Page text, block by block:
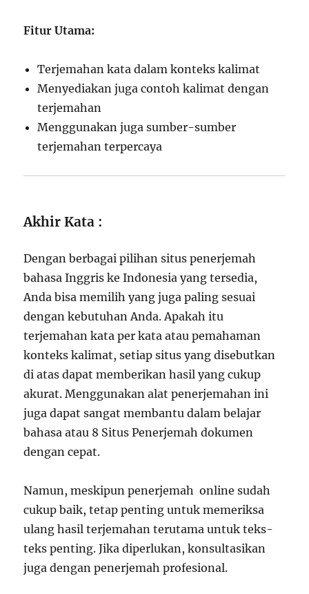
Fitur Utama:
Terjemahan kata dalam konteks kalimat
Menyediakan juga contoh kalimat dengan
terjemahan
Menggunakan juga sumber-sumber
terjemahan terpercaya
Akhir Kata :
Dengan berbagai pilihan situs penerjemah
bahasa Inggris ke Indonesia yang tersedia,
Anda bisa memilih yang juga paling sesuai
dengan kebutuhan Anda. Apakah itu
terjemahan kata per kata atau pemahaman
konteks kalimat, setiap situs yang disebutkan
di atas dapat memberikan hasil yang cukup
akurat. Menggunakan alat penerjemahan ini
juga dapat sangat membantu dalam belajar
bahasa atau 8 Situs Penerjemah dokumen
dengan cepat.
Namun, meskipun penerjemah online sudah
cukup baik, tetap penting untuk memeriksa
ulang hasil terjemahan terutama untuk teks-
teks penting. Jika diperlukan, konsultasikan
juga dengan penerjemah profesional.